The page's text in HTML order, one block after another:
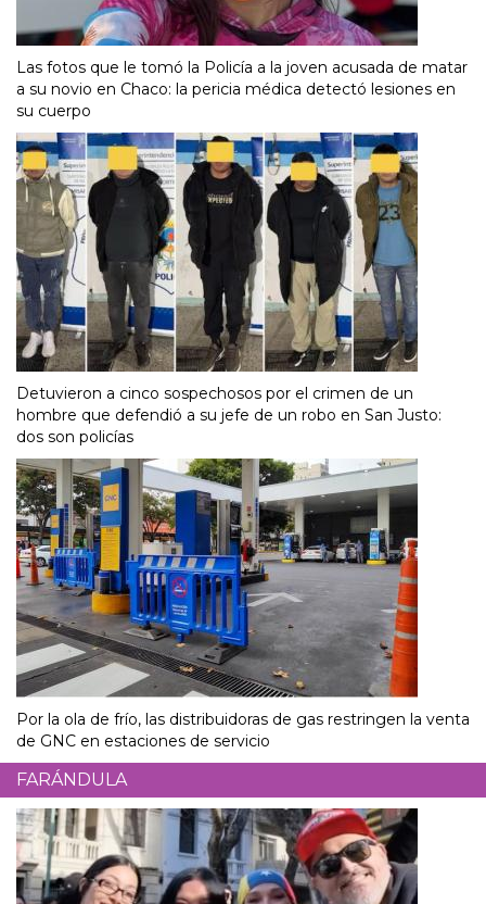
Las fotos que le tomó la Policía a la joven acusada de matar
a su novio en Chaco: la pericia médica detectó lesiones en
su cuerpo
Detuvieron a cinco sospechosos por el crimen de un
hombre que defendió a su jefe de un robo en San Justo:
dos son policías
Por la ola de frío, las distribuidoras de gas restringen la venta
de GNC en estaciones de servicio
FARÁNDULA